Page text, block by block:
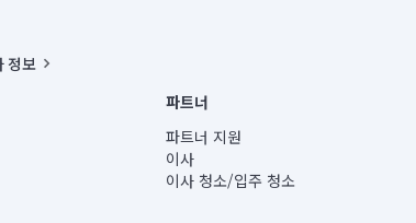
정보
00271 | 인허가번호 : 2016-3220163-14-5-00019 |
서울종로-1400(공정거래위원회 정보) |
COLUMBIA RHEE
종로구 율곡로 6(중학동, 트윈트리빌딩) B동 5층
로구 수송동 율곡로 24, 7층, 8층 미소
파트너
파트너 지원
이사
이사 청소/입주 청소